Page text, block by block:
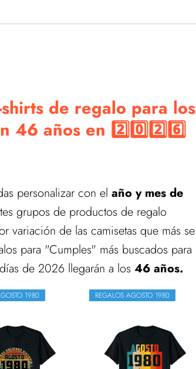
de regalo para los
46 años en 2️⃣0️⃣2️⃣6️⃣
personalizar con el año y mes de
grupos de productos de regalo
variación de las camisetas que más se
para "Cumples" más buscados para
de 2026 llegarán a los 46 años.
1980 REGALOS AGOSTO 1980